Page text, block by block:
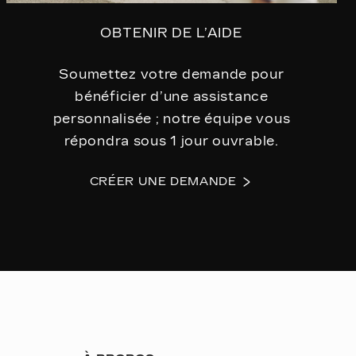
OBTENIR DE L’AIDE
Soumettez votre demande pour
bénéficier d’une assistance
personnalisée ; notre équipe vous
répondra sous 1 jour ouvrable.
CRÉER UNE DEMANDE